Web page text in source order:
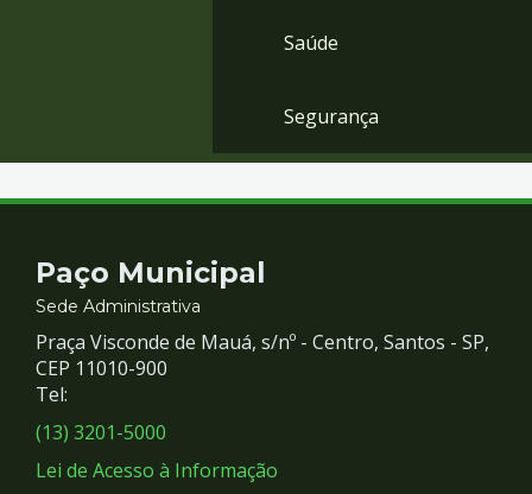
Saúde
Segurança
Contato
e
Redes
Sociais
Paço Municipal
Sede Administrativa
Praça Visconde de Mauá, s/nº - Centro, Santos - SP,
CEP 11010-900
Tel:
(13) 3201-5000
Lei de Acesso à Informação